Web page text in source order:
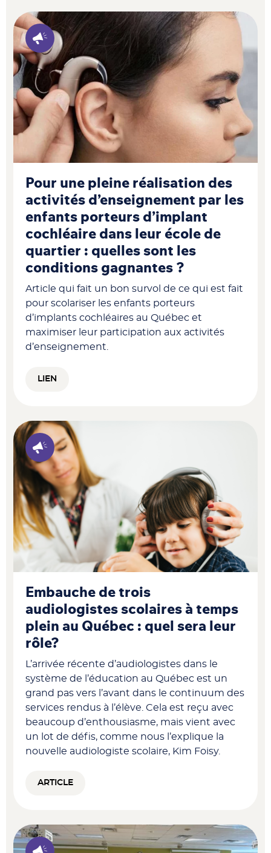
Pour une pleine réalisation des
activités d’enseignement par les
enfants porteurs d’implant
cochléaire dans leur école de
quartier : quelles sont les
conditions gagnantes ?
Article qui fait un bon survol de ce qui est fait
pour scolariser les enfants porteurs
d’implants cochléaires au Québec et
maximiser leur participation aux activités
d’enseignement.
LIEN
Embauche de trois
audiologistes scolaires à temps
plein au Québec : quel sera leur
rôle?
L’arrivée récente d’audiologistes dans le
système de l’éducation au Québec est un
grand pas vers l’avant dans le continuum des
services rendus à l’élève. Cela est reçu avec
beaucoup d’enthousiasme, mais vient avec
un lot de défis, comme nous l’explique la
nouvelle audiologiste scolaire, Kim Foisy.
ARTICLE